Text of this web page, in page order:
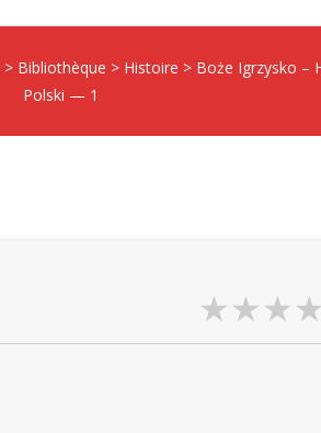
> Bibliothèque > Histoire > Boże Igrzysko –
Polski — 1